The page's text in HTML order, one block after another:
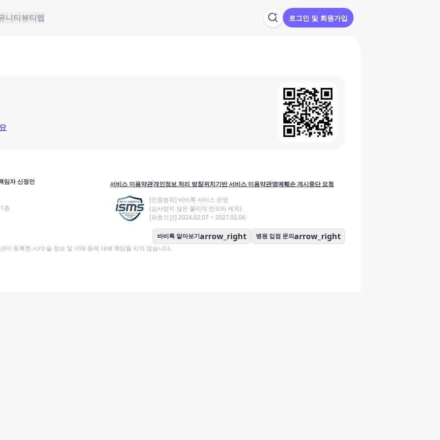
니티뷰티랩 로그인 및 회원가입
임자 신정인
층
서비스 이용약관개인정보 처리 방침위치기반 서비스 이용약관명예훼손 게시중단 요청
[인증범위] 바비톡 서비스 운영
(심사받지 않은 물리적 인프라 제외)
[유효기간] 2024.02.07 ~ 2027.02.06
바비톡 알아보기arrow_right 병원 입점 문의arrow_right
이 등록한 시/수술 정보 및 거래 등에 대해 책임을 지지 않습니다.